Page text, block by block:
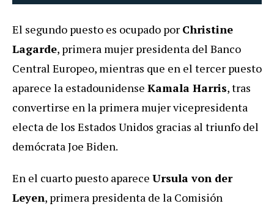
El segundo puesto es ocupado por Christine
Lagarde, primera mujer presidenta del Banco
Central Europeo, mientras que en el tercer puesto
aparece la estadounidense Kamala Harris, tras
convertirse en la primera mujer vicepresidenta
electa de los Estados Unidos gracias al triunfo del
demócrata Joe Biden.
En el cuarto puesto aparece Ursula von der
Leyen, primera presidenta de la Comisión